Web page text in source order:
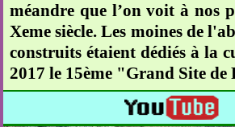
méandre que l’on voit à nos
Xeme siècle. Les moines de
construits étaient dédiés à la
2017 le 15ème "Grand Site de